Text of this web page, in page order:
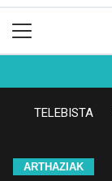
TELEBISTA
ARTHAZIAK